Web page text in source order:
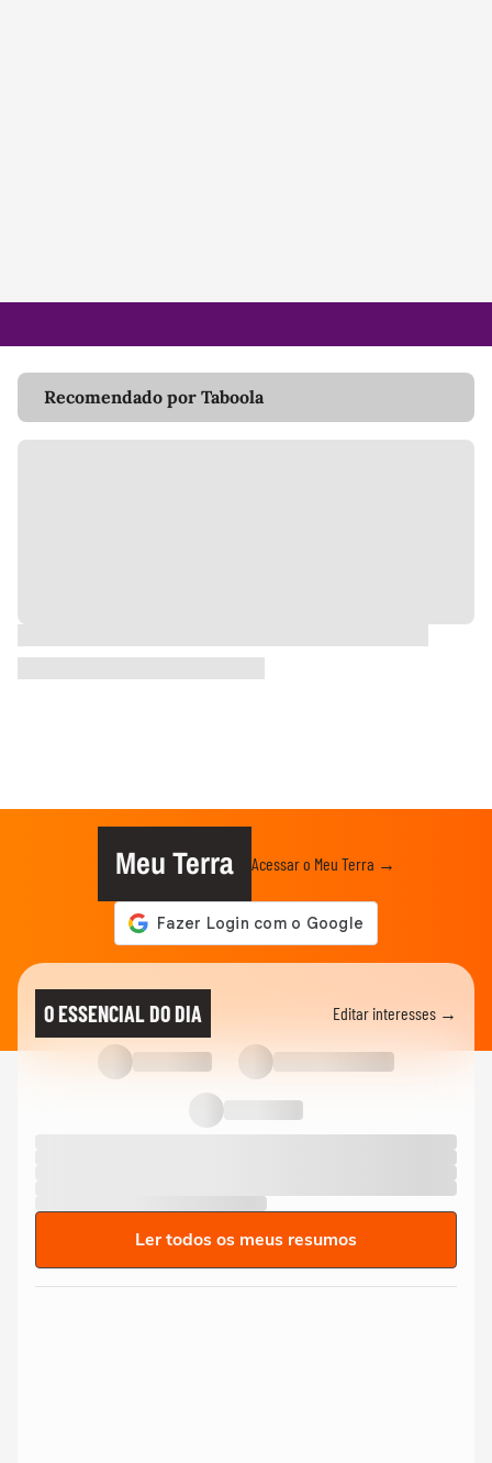
Recomendado por Taboola
Meu Terra Acessar o Meu Terra →
O ESSENCIAL DO DIA Editar interesses →
Ler todos os meus resumos